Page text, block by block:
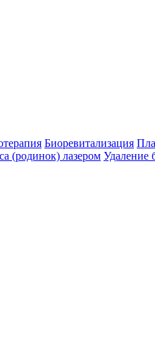
Биоревитализация
(родинок) лазером Удаление